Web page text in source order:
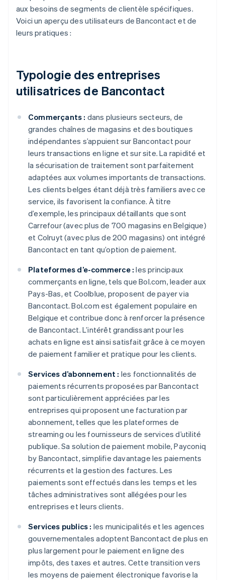
aux besoins de segments de clientèle spécifiques.
Voici un aperçu des utilisateurs de Bancontact et de
leurs pratiques :
Typologie des entreprises
utilisatrices de Bancontact
Commerçants : dans plusieurs secteurs, de
grandes chaînes de magasins et des boutiques
indépendantes s’appuient sur Bancontact pour
leurs transactions en ligne et sur site. La rapidité et
la sécurisation de traitement sont parfaitement
adaptées aux volumes importants de transactions.
Les clients belges étant déjà très familiers avec ce
service, ils favorisent la confiance. À titre
d’exemple, les principaux détaillants que sont
Carrefour (avec plus de 700 magasins en Belgique)
et Colruyt (avec plus de 200 magasins) ont intégré
Bancontact en tant qu’option de paiement.
Plateformes d’e-commerce : les principaux
commerçants en ligne, tels que Bol.com, leader aux
Pays-Bas, et Coolblue, proposent de payer via
Bancontact. Bol.com est également populaire en
Belgique et contribue donc à renforcer la présence
de Bancontact. L’intérêt grandissant pour les
achats en ligne est ainsi satisfait grâce à ce moyen
de paiement familier et pratique pour les clients.
Services d’abonnement : les fonctionnalités de
paiements récurrents proposées par Bancontact
sont particulièrement appréciées par les
entreprises qui proposent une facturation par
abonnement, telles que les plateformes de
streaming ou les fournisseurs de services d’utilité
publique. Sa solution de paiement mobile, Payconiq
by Bancontact, simplifie davantage les paiements
récurrents et la gestion des factures. Les
paiements sont effectués dans les temps et les
tâches administratives sont allégées pour les
entreprises et leurs clients.
Services publics : les municipalités et les agences
gouvernementales adoptent Bancontact de plus en
plus largement pour le paiement en ligne des
impôts, des taxes et autres. Cette transition vers
les moyens de paiement électronique favorise la